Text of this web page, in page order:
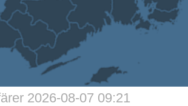
2026-08-07 09:21